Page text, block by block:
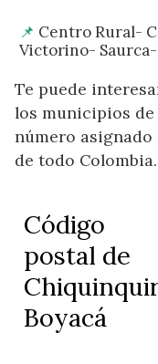
Centro Rural-
Victorino-
Te puede
los municipios
número asignado
de todo Colombia.
Código
postal de
Boyacá